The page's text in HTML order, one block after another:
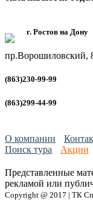
г. Ростов на Дону
пр.Ворошиловский,
(863)230-99-99
(863)299-44-99
О компании
Поиск тура
Акции
Представленные
рекламой или
Copyright @ 2017 | ТК